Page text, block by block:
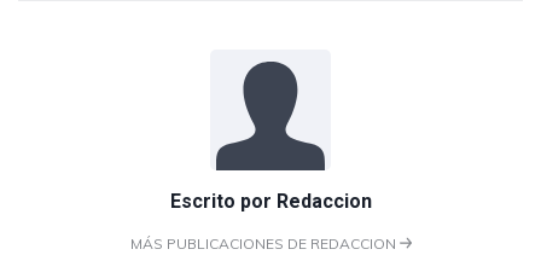
Escrito por Redaccion
MÁS PUBLICACIONES DE REDACCION